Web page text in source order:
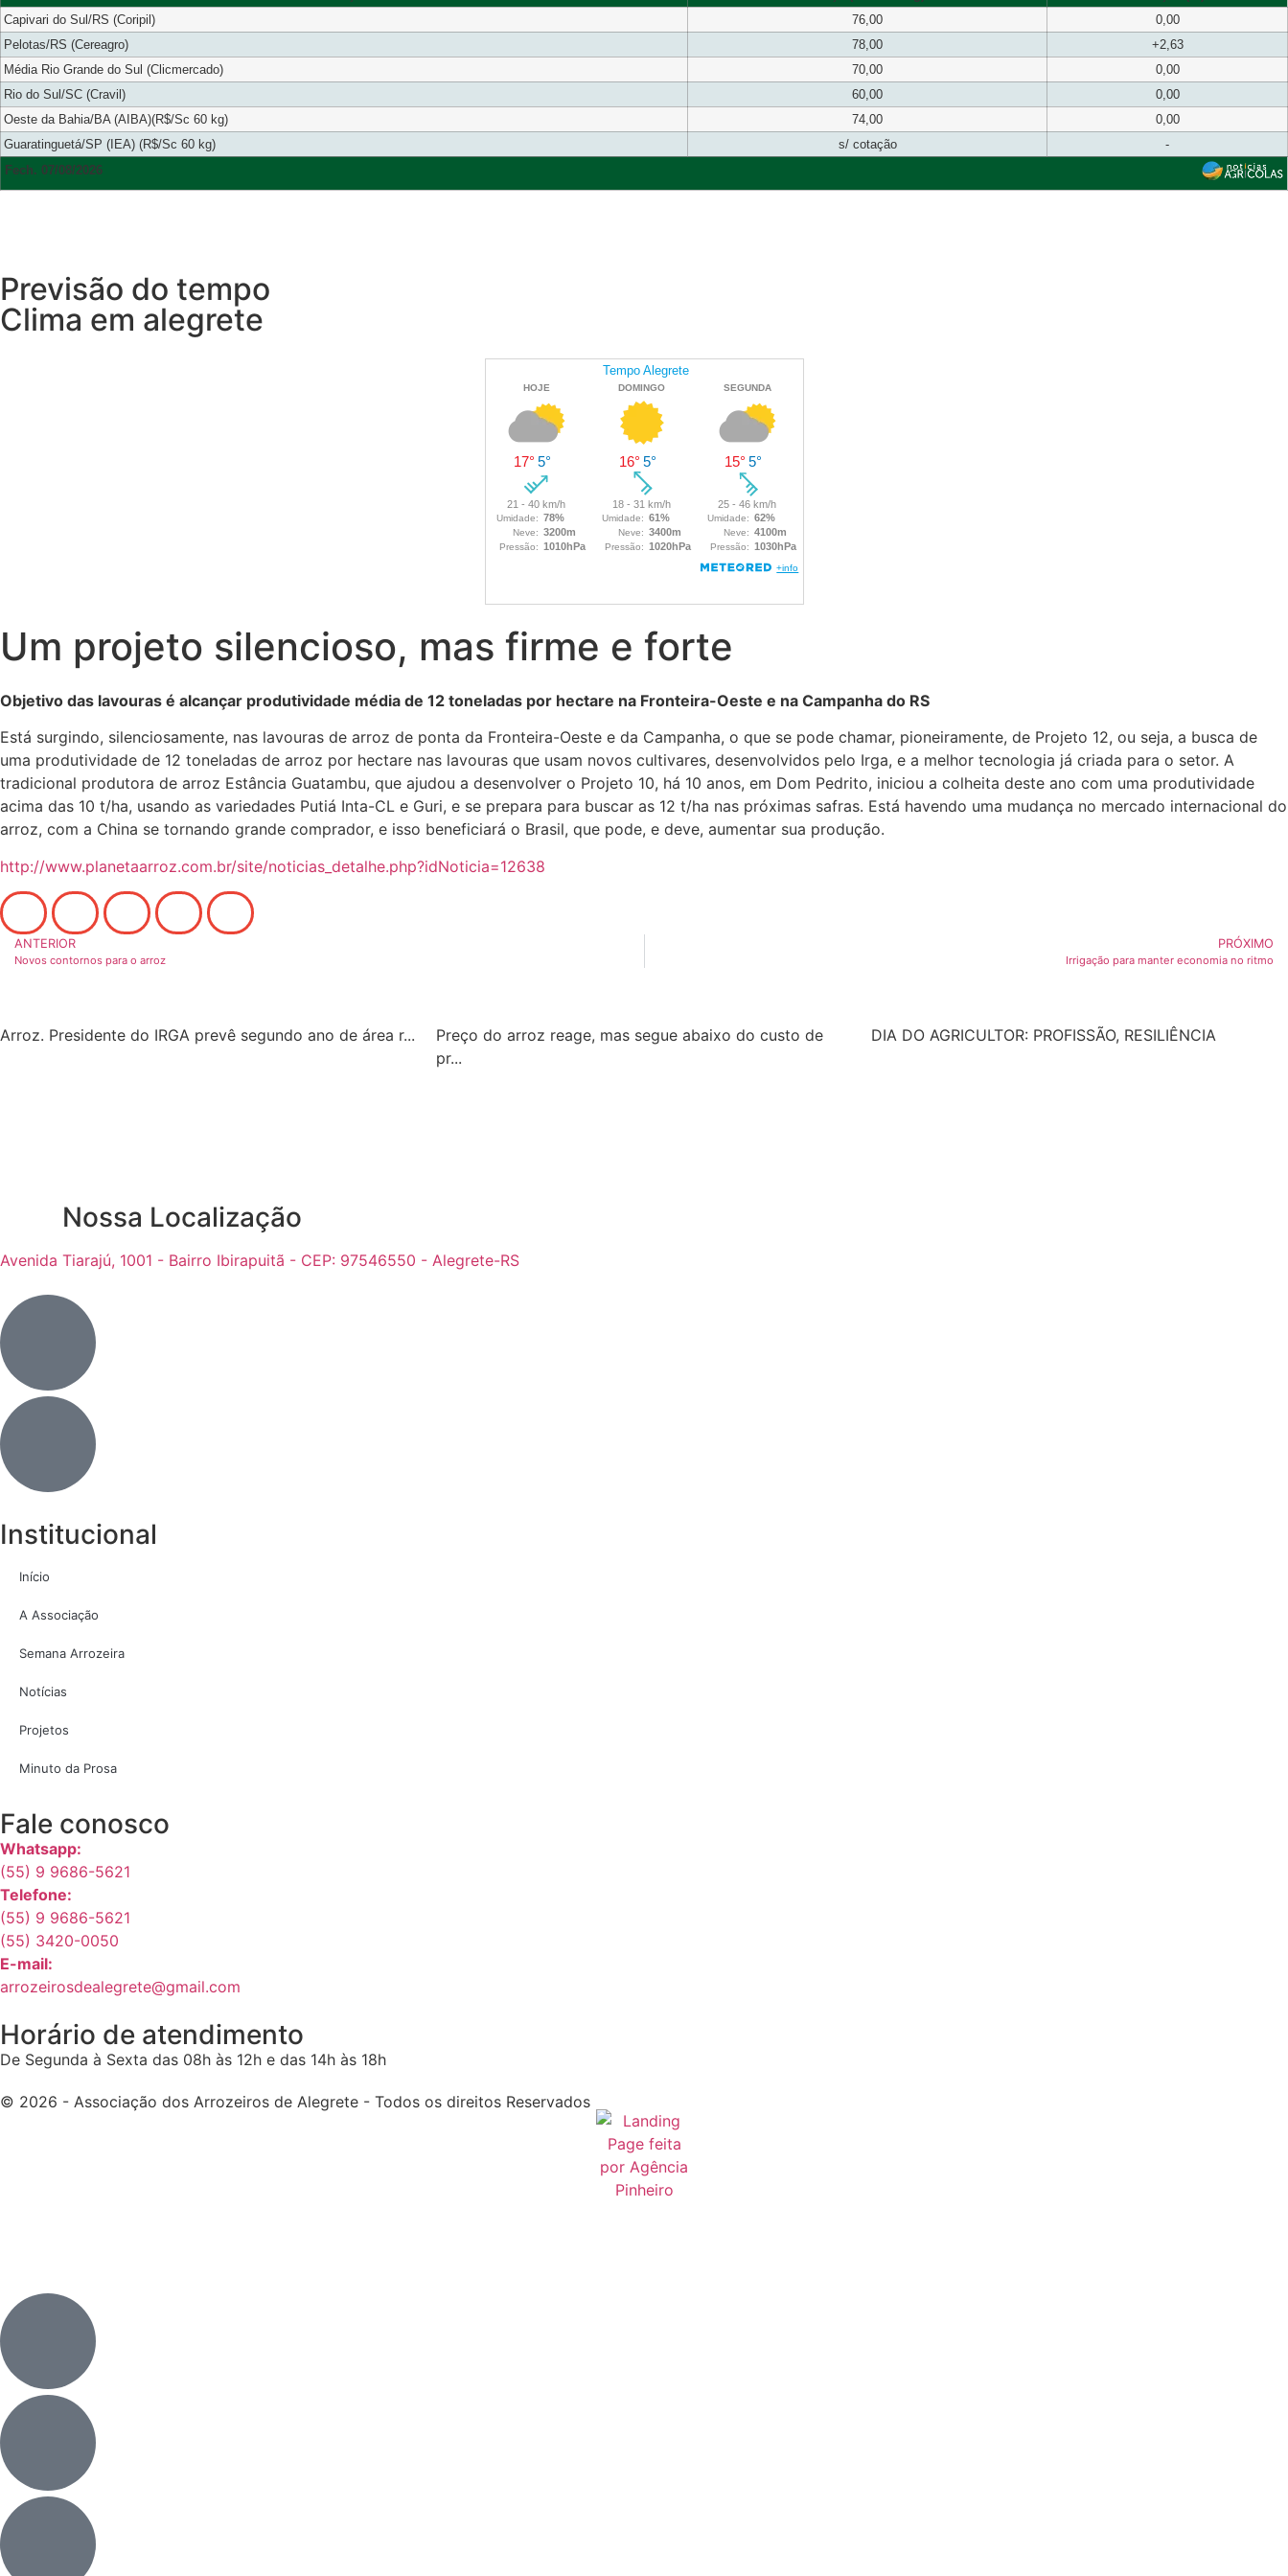
Capivari do Sul/RS (Coripil)
76,00
0,00
Pelotas/RS (Cereagro)
78,00
+2,63
Média Rio Grande do Sul (Clicmercado)
70,00
0,00
Rio do Sul/SC (Cravil)
60,00
0,00
Oeste da Bahia/BA (AIBA)(R$/Sc 60 kg)
74,00
0,00
Guaratinguetá/SP (IEA) (R$/Sc 60 kg)
s/ cotação
-
Fech. 07/08/2026
Previsão do tempo
Clima em alegrete
Um projeto silencioso, mas firme e forte
Objetivo das lavouras é alcançar produtividade média de 12 toneladas por hectare na Fronteira-Oeste e na Campanha do RS
Está surgindo, silenciosamente, nas lavouras de arroz de ponta da Fronteira-Oeste e da Campanha, o que se pode chamar, pioneiramente, de Projeto 12, ou seja, a busca de
uma produtividade de 12 toneladas de arroz por hectare nas lavouras que usam novos cultivares, desenvolvidos pelo Irga, e a melhor tecnologia já criada para o setor. A
tradicional produtora de arroz Estância Guatambu, que ajudou a desenvolver o Projeto 10, há 10 anos, em Dom Pedrito, iniciou a colheita deste ano com uma produtividade
acima das 10 t/ha, usando as variedades Putiá Inta-CL e Guri, e se prepara para buscar as 12 t/ha nas próximas safras. Está havendo uma mudança no mercado internacional do
arroz, com a China se tornando grande comprador, e isso beneficiará o Brasil, que pode, e deve, aumentar sua produção.
http://www.planetaarroz.com.br/site/noticias_detalhe.php?idNoticia=12638
ANTERIOR
Novos contornos para o arroz
PRÓXIMO
Irrigação para manter economia no ritmo
Arroz. Presidente do IRGA prevê segundo ano de área r...
Preço do arroz reage, mas segue abaixo do custo de
pr...
DIA DO AGRICULTOR: PROFISSÃO, RESILIÊNCIA
Nossa Localização
Avenida Tiarajú, 1001 - Bairro Ibirapuitã - CEP: 97546550 - Alegrete-RS
Institucional
Início
A Associação
Semana Arrozeira
Notícias
Projetos
Minuto da Prosa
Fale conosco
Whatsapp:
(55) 9 9686-5621
Telefone:
(55) 9 9686-5621
(55) 3420-0050
E-mail:
arrozeirosdealegrete@gmail.com
Horário de atendimento
De Segunda à Sexta das 08h às 12h e das 14h às 18h
© 2026 - Associação dos Arrozeiros de Alegrete - Todos os direitos Reservados